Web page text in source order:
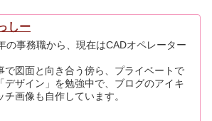
しー
の事務職から、現在はCADオペレーター
で図面と向き合う傍ら、プライベートで
デザイン」を勉強中で、ブログのアイキ
チ画像も自作しています。